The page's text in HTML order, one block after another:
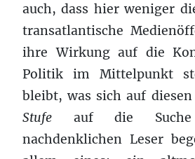
auch, dass hier weniger
transatlantische
ihre Wirkung auf die
Politik im Mittelpunkt
bleibt, was sich auf diesen
Stufe auf die
nachdenklichen Leser